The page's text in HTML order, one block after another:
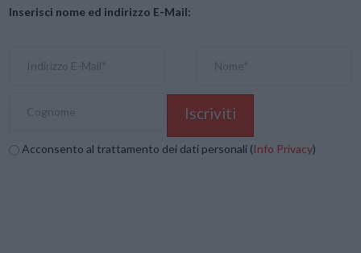
Inserisci nome ed indirizzo E-Mail:
Acconsento al trattamento dei dati personali (Info Privacy)